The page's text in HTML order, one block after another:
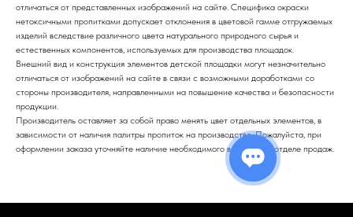
отличаться от представленных изображений на сайте. Специфика окраски
нетоксичными пропитками допускает отклонения в цветовой гамме отгружаемых
изделий вследствие различного цвета натурального природного сырья и
естественных компонентов, используемых для производства площадок.
Внешний вид и конструкция элементов детской площадки могут незначительно
отличаться от изображений на сайте в связи с возможными доработками со
стороны производителя, направленными на повышение качества и безопасности
продукции.
Производитель оставляет за собой право менять цвет отдельных элементов, в
зависимости от наличия палитры пропиток на производстве. Пожалуйста, при
оформлении заказа уточняйте наличие необходимого вам цвета в отделе продаж.